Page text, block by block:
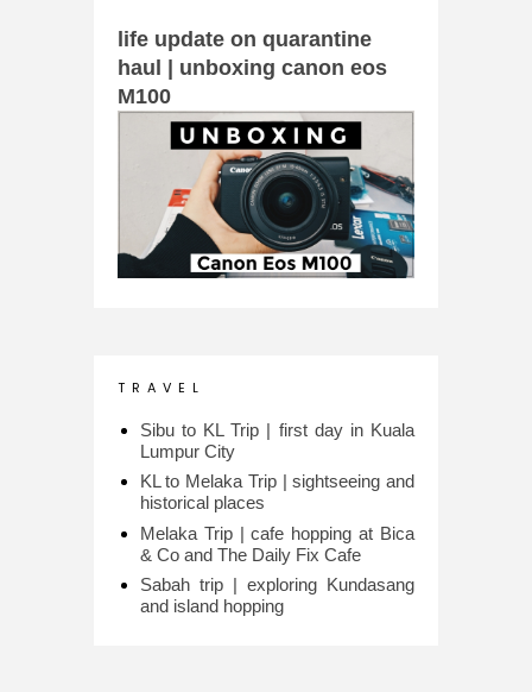
life update on quarantine
haul | unboxing canon eos
M100
T R A V E L
Sibu to KL Trip | first day in Kuala
Lumpur City
KL to Melaka Trip | sightseeing and
historical places
Melaka Trip | cafe hopping at Bica
& Co and The Daily Fix Cafe
Sabah trip | exploring Kundasang
and island hopping